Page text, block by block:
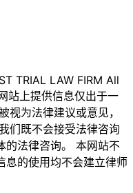
TRIAL LAW FIRM All
站上提供信息仅出于一
视为法律建议或意见，
们既不会接受法律咨询
的法律咨询。 本网站不
息的使用均不会建立律师